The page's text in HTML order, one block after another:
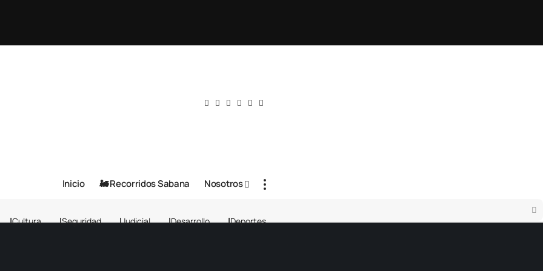
Inicio 🚂 Recorridos Sabana Nosotros
Cultura Seguridad Judicial Desarrollo Deportes